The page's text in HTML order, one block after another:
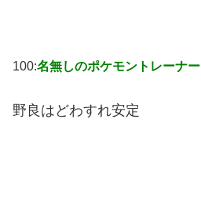
100:名無しのポケモントレーナー
野良はどわすれ安定